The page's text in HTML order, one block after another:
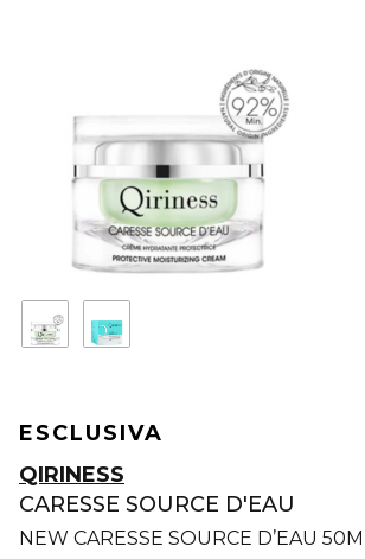
ESCLUSIVA
QIRINESS
CARESSE SOURCE D'EAU
NEW CARESSE SOURCE D’EAU